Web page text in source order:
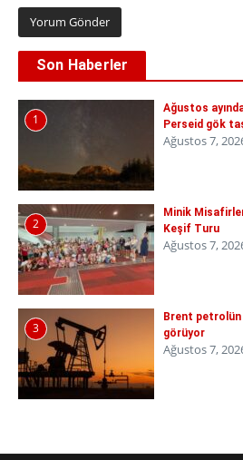
Son Haberler
1
Ağustos
Perseid gök
Ağustos 7,
2
Minik
Keşif Turu
Ağustos 7,
3
Brent petrolün
görüyor
Ağustos 7,